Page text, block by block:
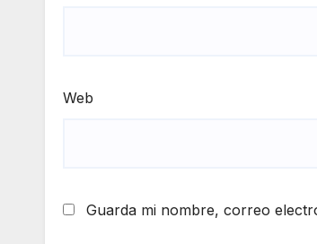
Web
Guarda mi nombre, correo